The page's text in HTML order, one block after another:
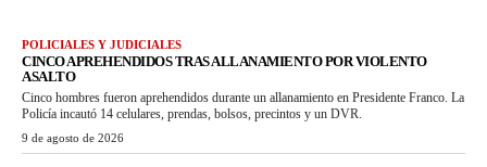
POLICIALES Y JUDICIALES
CINCO APREHENDIDOS TRAS ALLANAMIENTO POR VIOLENTO
ASALTO
Cinco hombres fueron aprehendidos durante un allanamiento en Presidente Franco. La
Policía incautó 14 celulares, prendas, bolsos, precintos y un DVR.
9 de agosto de 2026